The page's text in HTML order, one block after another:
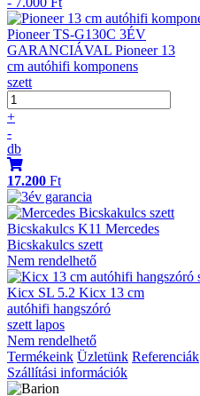
Pioneer TS-G130C 3ÉV
GARANCIÁVAL Pioneer 13
cm autóhifi komponens
szett
+
-
db
17.200 Ft
Bicskakulcs K11 Mercedes
Bicskakulcs szett
Nem rendelhető
Kicx SL 5.2 Kicx 13 cm
autóhifi hangszóró
szett lapos
Nem rendelhető
Termékeink Üzletünk Referenciák
Szállítási információk